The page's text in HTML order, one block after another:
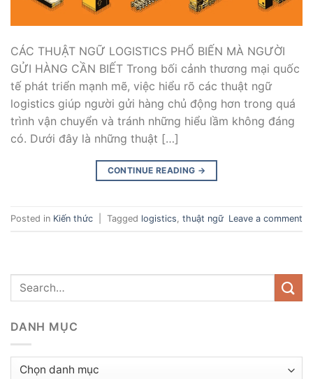
CÁC THUẬT NGỮ LOGISTICS PHỔ BIẾN MÀ NGƯỜI
GỬI HÀNG CẦN BIẾT Trong bối cảnh thương mại quốc
tế phát triển mạnh mẽ, việc hiểu rõ các thuật ngữ
logistics giúp người gửi hàng chủ động hơn trong quá
trình vận chuyển và tránh những hiểu lầm không đáng
có. Dưới đây là những thuật […]
CONTINUE READING →
Posted in Kiến thức Tagged logistics thuật ngữ Leave a comment
DANH MỤC
Danh